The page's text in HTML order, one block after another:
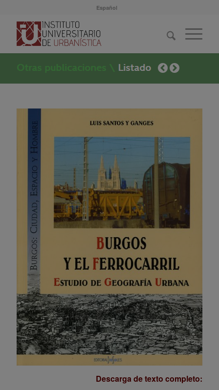
Español
Descarga de texto completo: